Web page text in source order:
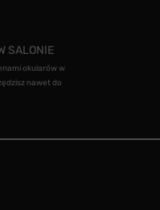
SALONIE
okularów w
nawet do